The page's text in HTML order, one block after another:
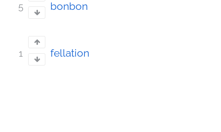
5 bonbon
1 fellation